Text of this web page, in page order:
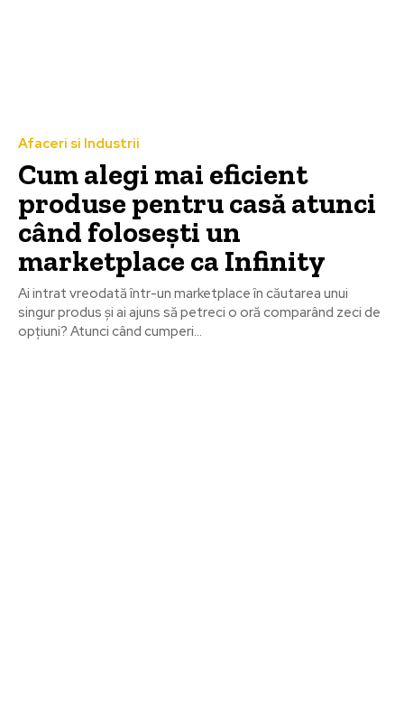
Afaceri si Industrii
Cum alegi mai eficient
produse pentru casă atunci
când folosești un
marketplace ca Infinity
Ai intrat vreodată într-un marketplace în căutarea unui
singur produs și ai ajuns să petreci o oră comparând zeci de
opțiuni? Atunci când cumperi...